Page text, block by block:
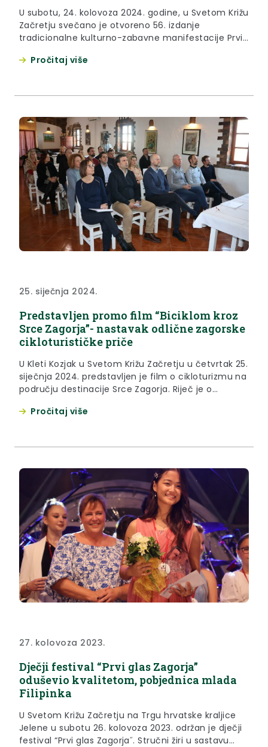
U subotu, 24. kolovoza 2024. godine, u Svetom Križu
Začretju svečano je otvoreno 56. izdanje
tradicionalne kulturno-zabavne manifestacije Prvi
župana Jasna Petek koja je zahvalila Općini,
Pročitaj više
25. siječnja 2024.
Predstavljen promo film “Biciklom kroz
Srce Zagorja”- nastavak odlične zagorske
cikloturističke priče
U Kleti Kozjak u Svetom Križu Začretju u četvrtak 25.
siječnja 2024. predstavljen je film o cikloturizmu na
području destinacije Srce Zagorja. Riječ je o
“Označavanje biciklističkih ruta” koji je Turistička
Pročitaj više
27. kolovoza 2023.
Dječji festival “Prvi glas Zagorja”
oduševio kvalitetom, pobjednica mlada
Filipinka
U Svetom Križu Začretju na Trgu hrvatske kraljice
Jelene u subotu 26. kolovoza 2023. održan je dječji
festival “Prvi glas Zagorja˝. Stručni žiri u sastavu